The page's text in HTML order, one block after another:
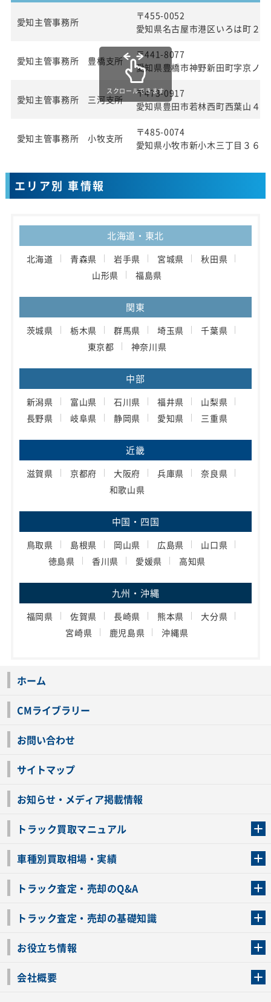
愛知主管事務所
〒455-0052
愛知県名古屋市港区いろは町２
愛知主管事務所 豊橋支所
〒441-8077
愛知県豊橋市神野新田町字京ノ
愛知主管事務所 三河支所
〒473-0917
愛知県豊田市若林西町西葉山４
愛知主管事務所 小牧支所
〒485-0074
愛知県小牧市新小木三丁目３６
スクロールできます
エリア別 車情報
北海道・東北
北海道 青森県 岩手県 宮城県
秋田県
山形県
福島県
関東
茨城県 栃木県 群馬県 埼玉県
千葉県
東京都
神奈川県
中部
新潟県 富山県 石川県 福井県
山梨県
長野県
岐阜県 静岡県 愛知県 三重県
近畿
滋賀県 京都府 大阪府 兵庫県
奈良県
和歌山県
中国・四国
鳥取県 島根県 岡山県 広島県
山口県
徳島県
香川県 愛媛県 高知県
九州・沖縄
福岡県 佐賀県 長崎県 熊本県
大分県
宮崎県
鹿児島県 沖縄県
ホーム
CMライブラリー
お問い合わせ
サイトマップ
お知らせ・メディア掲載情報
トラック買取マニュアル
車種別買取相場・実績
トラック査定・売却のQ&A
トラック査定・売却の基礎知識
お役立ち情報
会社概要